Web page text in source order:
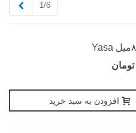
1/6
افزودن به سبد خرید